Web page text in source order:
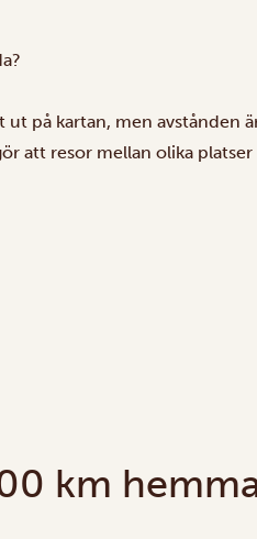
ut på kartan, men
att resor mellan olika
km